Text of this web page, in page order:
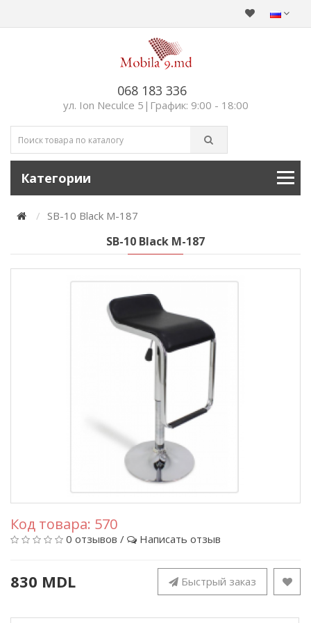
068 183 336
ул. Ion Neculce 5|График: 9:00 - 18:00
Категории
SB-10 Black M-187
SB-10 Black M-187
Код товара: 570
0 отзывов / Написать отзыв
830 MDL Быстрый заказ